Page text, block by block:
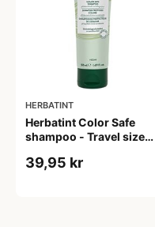
HERBATINT
Herbatint Color Safe
shampoo - Travel size
39,95 kr